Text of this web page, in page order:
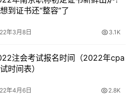
直接影响到案件的审判，所以在业
了资格认证。
按需考取才能锦上添花
到证书还“整容”了
年3月8日 3.1K
注会考试报名时间（2022年cpa
时间表）
年4月6日 2.8K